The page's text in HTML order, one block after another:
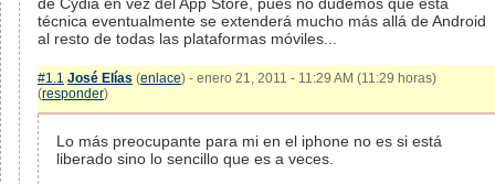
técnica eventualmente se extenderá mucho más allá de Android
al resto de todas las plataformas móviles...
#1.1 José Elías (enlace) - enero 21, 2011 - 11:29 AM (11:29 horas)
(responder)
Lo más preocupante para mi en el iphone no es si está
liberado sino lo sencillo que es a veces.